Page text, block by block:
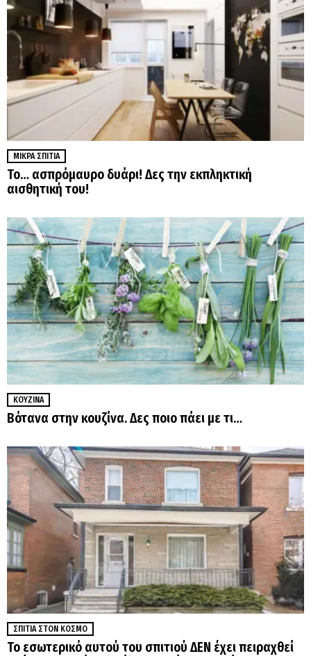
ΜΙΚΡΆ ΣΠΊΤΙΑ
Το… ασπρόμαυρο δυάρι! Δες την εκπληκτική
αισθητική του!
ΚΟΥΖΊΝΑ
Βότανα στην κουζίνα. Δες ποιο πάει με τι…
ΣΠΊΤΙΑ ΣΤΟΝ ΚΌΣΜΟ
Το εσωτερικό αυτού του σπιτιού ΔΕΝ έχει πειραχθεί